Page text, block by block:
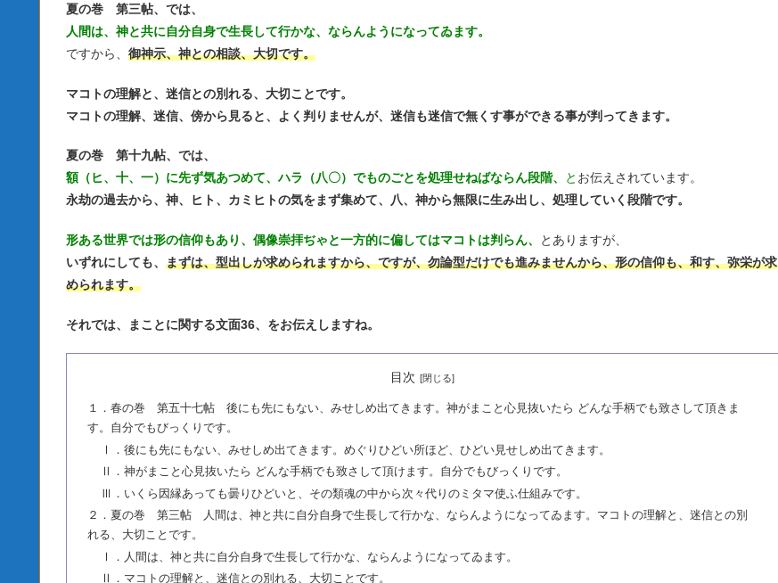
夏の巻 第三帖、では、
人間は、神と共に自分自身で生長して行かな、ならんようになってゐます。
ですから、 御神示、神との相談、大切です。
マコトの理解と、迷信との別れる、大切ことです。
マコトの理解、迷信、傍から見ると、よく判りませんが、迷信も迷信で無くす事ができる事が判ってきます。
夏の巻 第十九帖、では、
額（ヒ、十、一）に先ず気あつめて、ハラ（八〇）でものごとを処理せねばならん段階、
と お伝えされています。
永劫の過去から、神、ヒト、カミヒトの気をまず集めて、八、神から無限に生み出し、処理していく段階です。
形ある世界では形の信仰もあり、偶像崇拝ぢゃと一方的に偏してはマコトは判らん、
とありますが、
いずれにしても、 まずは、型出しが求められますから、ですが、勿論型だけでも進みませんから、形の信仰も、和す、弥栄が求
められます。
それでは、まことに関する文面36、をお伝えしますね。
目次
１．春の巻 第五十七帖 後にも先にもない、みせしめ出てきます。神がまこと心見抜いたら どんな手柄でも致さして頂きま
す。自分でもびっくりです。
Ⅰ．後にも先にもない、みせしめ出てきます。めぐりひどい所ほど、ひどい見せしめ出てきます。
Ⅱ．神がまこと心見抜いたら どんな手柄でも致さして頂けます。自分でもびっくりです。
Ⅲ．いくら因縁あっても曇りひどいと、その類魂の中から次々代りのミタマ使ふ仕組みです。
２．夏の巻 第三帖 人間は、神と共に自分自身で生長して行かな、ならんようになってゐます。マコトの理解と、迷信との別
れる、大切ことです。
Ⅰ．人間は、神と共に自分自身で生長して行かな、ならんようになってゐます。
Ⅱ．マコトの理解と、迷信との別れる、大切ことです。